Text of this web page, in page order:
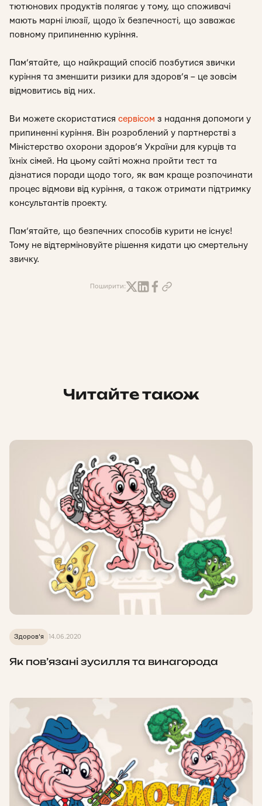
тютюнових продуктів полягає у тому, що споживачі
мають марні ілюзії, щодо їх безпечності, що заважає
повному припиненню куріння.
Пам’ятайте, що найкращий спосіб позбутися звички
куріння та зменшити ризики для здоров’я – це зовсім
відмовитись від них.
Ви можете скористатися сервісом з надання допомоги у
припиненні куріння. Він розроблений у партнерстві з
Міністерство охорони здоров’я України для курців та
їхніх сімей. На цьому сайті можна пройти тест та
дізнатися поради щодо того, як вам краще розпочинати
процес відмови від куріння, а також отримати підтримку
консультантів проекту.
Пам’ятайте, що безпечних способів курити не існує!
Тому не відтерміновуйте рішення кидати цю смертельну
звичку.
Поширити:
Читайте також
Здоров'я 14.06.2020
Як пов’язані зусилля та винагорода